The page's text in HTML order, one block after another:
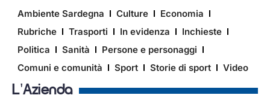
Ambiente Sardegna Culture
Economia
Rubriche
Trasporti In evidenza
Inchieste
Politica
Sanità
Persone e personaggi
Comuni e comunità
Sport Storie di sport Video
L'Azienda